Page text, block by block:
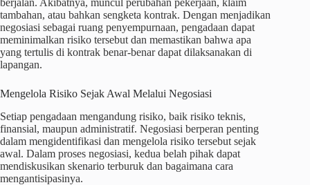
berjalan. Akibatnya, muncul perubahan pekerjaan, klaim
tambahan, atau bahkan sengketa kontrak. Dengan menjadikan
negosiasi sebagai ruang penyempurnaan, pengadaan dapat
meminimalkan risiko tersebut dan memastikan bahwa apa
yang tertulis di kontrak benar-benar dapat dilaksanakan di
lapangan.
Mengelola Risiko Sejak Awal Melalui Negosiasi
Setiap pengadaan mengandung risiko, baik risiko teknis,
finansial, maupun administratif. Negosiasi berperan penting
dalam mengidentifikasi dan mengelola risiko tersebut sejak
awal. Dalam proses negosiasi, kedua belah pihak dapat
mendiskusikan skenario terburuk dan bagaimana cara
mengantisipasinya.